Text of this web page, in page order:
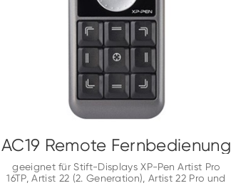
AC19 Remote Fernbedienung
geeignet für Stift-Displays XP-Pen Artist Pro
16TP, Artist 22 (2. Generation), Artist 22 Pro und